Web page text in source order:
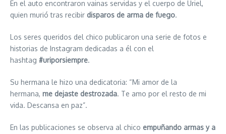
En el auto encontraron vainas servidas y el cuerpo de Uriel,
quien murió tras recibir disparos de arma de fuego.
Los seres queridos del chico publicaron una serie de fotos e
historias de Instagram dedicadas a él con el
hashtag #uriporsiempre.
Su hermana le hizo una dedicatoria: “Mi amor de la
hermana, me dejaste destrozada. Te amo por el resto de mi
vida. Descansa en paz”.
En las publicaciones se observa al chico empuñando armas y a